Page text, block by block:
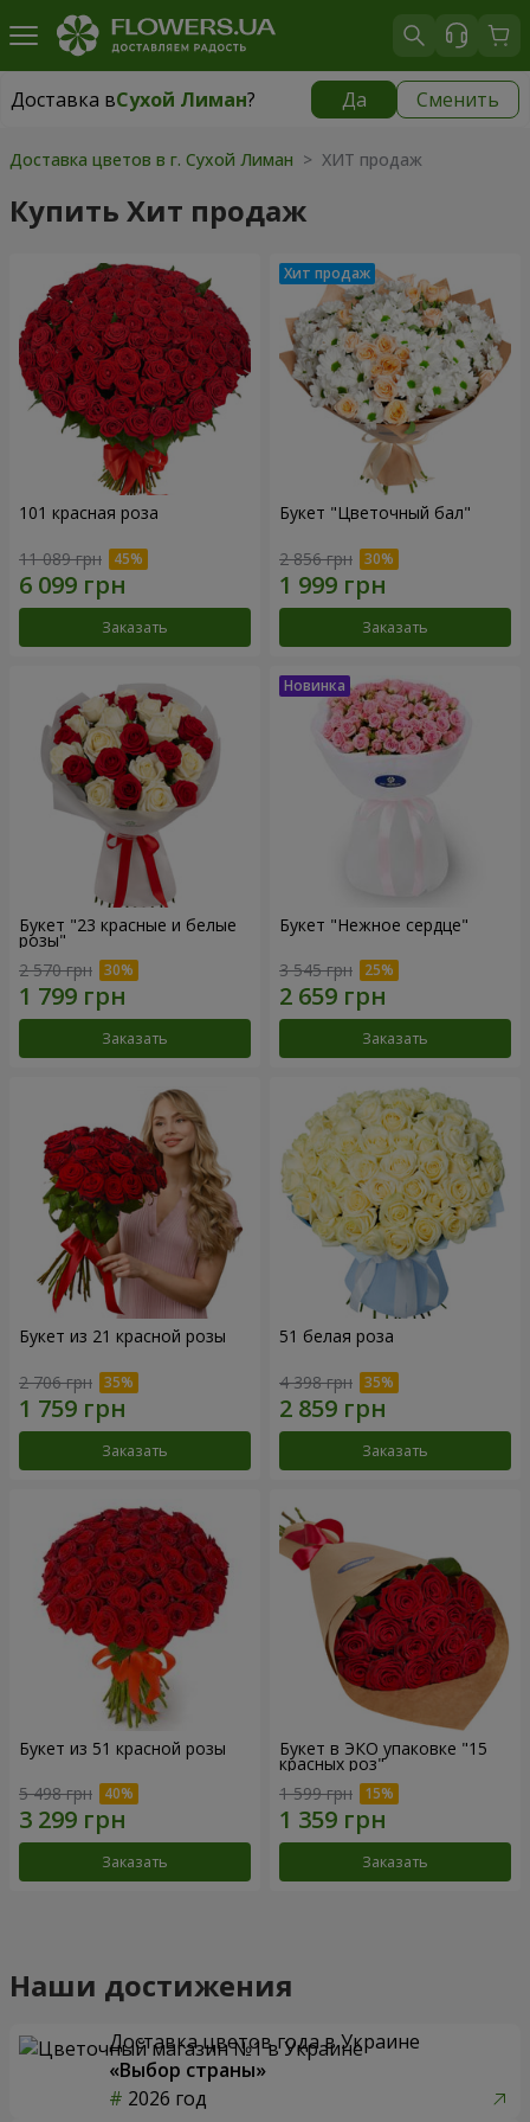
Доставка вСухой Лиман? Да Сменить
Доставка вСухой Лиман|
Доставка цветов в г. Сухой Лиман > ХИТ продаж
Купить Хит продаж
101 красная роза
11 089 грн
Заказать
Букет "Цветочный бал"
2 856 грн
Заказать
Букет "23 красные и белые
розы"
2 570 грн
Заказать
Букет "Нежное сердце"
3 545 грн
Заказать
Букет из 21 красной розы
2 706 грн
Заказать
51 белая роза
4 398 грн
Заказать
Букет из 51 красной розы
5 498 грн
Заказать
Букет в ЭКО упаковке "15
красных роз"
1 599 грн
Заказать
Наши достижения
Доставка цветов года в Украине
«Выбор страны»
2026 год